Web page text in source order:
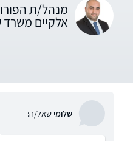
מנהל/ת
אלקיים משרד
שלומישאל/ה: